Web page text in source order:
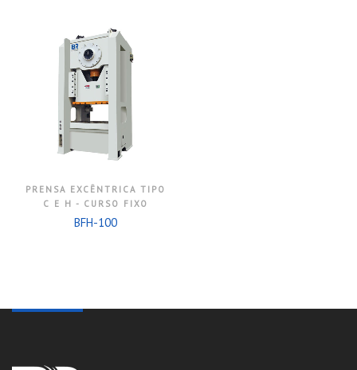
PRENSA EXCÊNTRICA TIPO
C E H - CURSO FIXO
BFH-100